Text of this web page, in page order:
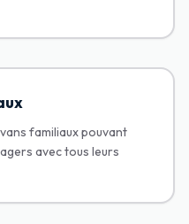
familiaux pouvant
avec tous leurs